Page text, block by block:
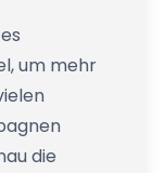
um mehr
die